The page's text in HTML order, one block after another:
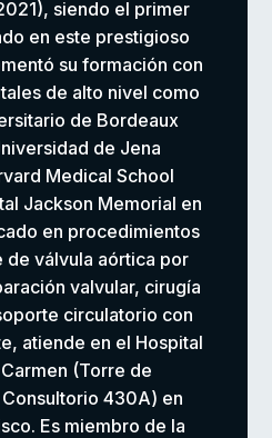
siendo el primer
en este prestigioso
su formación con
de alto nivel como
de Bordeaux
de Jena
Medical School
Jackson Memorial en
en procedimientos
de válvula aórtica por
valvular, cirugía
circulatorio con
atiende en el Hospital
(Torre de
430A) en
Es miembro de la